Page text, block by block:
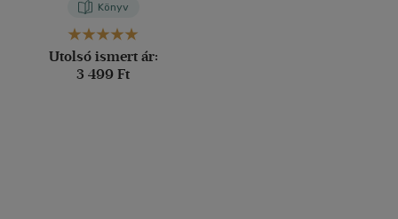
Könyv
Utolsó ismert ár:
3 499 Ft